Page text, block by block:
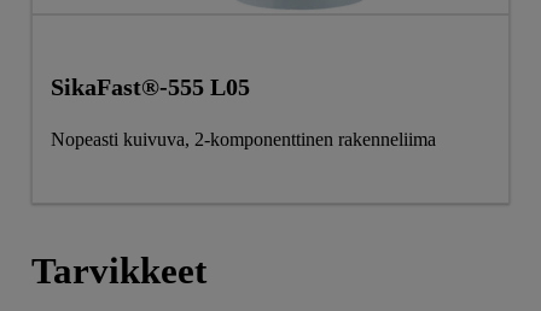
SikaFast®-555 L05
Nopeasti kuivuva, 2-komponenttinen rakenneliima
Tarvikkeet